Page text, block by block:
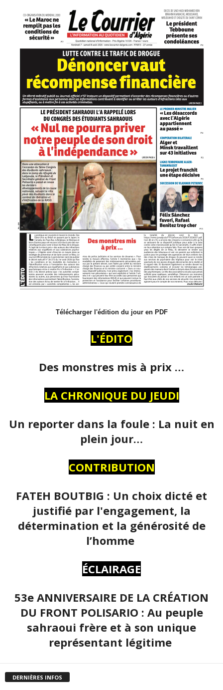
Télécharger l'édition du jour en PDF
L'ÉDITO
Des monstres mis à prix …
LA CHRONIQUE DU JEUDI
Un reporter dans la foule : La nuit en
plein jour…
CONTRIBUTION
FATEH BOUTBIG : Un choix dicté et
justifié par l'engagement, la
détermination et la générosité de
l’homme
ÉCLAIRAGE
53e ANNIVERSAIRE DE LA CRÉATION
DU FRONT POLISARIO : Au peuple
sahraoui frère et à son unique
représentant légitime
DERNIÈRES INFOS